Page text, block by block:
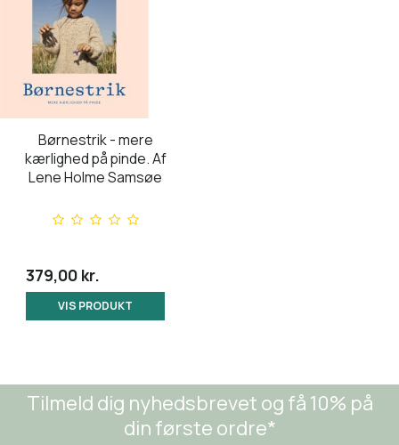
Børnestrik - mere
kærlighed på pinde. Af
Lene Holme Samsøe
379,00 kr.
VIS PRODUKT
Tilmeld dig nyhedsbrevet og få 10% på
din første ordre*